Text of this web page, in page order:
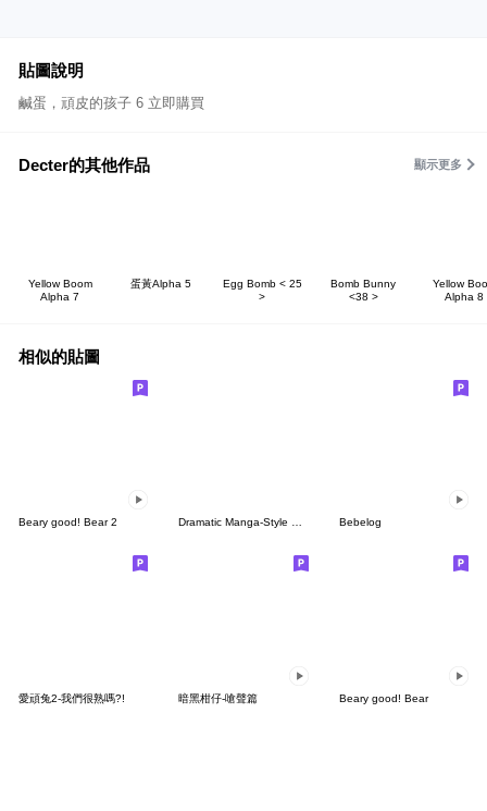
貼圖說明
鹹蛋，頑皮的孩子 6 立即購買
Decter的其他作品 顯示更多
Yellow Boom
Alpha 7
蛋黃Alpha 5
Egg Bomb < 25
>
Bomb Bunny
<38 >
Yellow
Alpha 8
相似的貼圖
Beary good! Bear 2 Dramatic Manga-Style Manmaru-kun Bebelog
愛頑兔2-我們很熟嗎?! 暗黑柑仔-嗆聲篇 Beary good! Bear